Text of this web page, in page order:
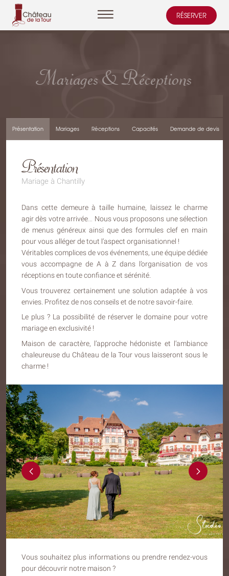
RÉSERVER
Mariages & Réceptions
Présentation Mariages Réceptions Capacités Demande de devis
Présentation
Mariage à Chantilly
Dans cette demeure à taille humaine, laissez le charme
agir dès votre arrivée… Nous vous proposons une sélection
de menus généreux ainsi que des formules clef en main
pour vous alléger de tout l’aspect organisationnel !
Véritables complices de vos événements, une équipe dédiée
vous accompagne de A à Z dans l’organisation de vos
réceptions en toute confiance et sérénité.
Vous trouverez certainement une solution adaptée à vos
envies. Profitez de nos conseils et de notre savoir-faire.
Le plus ? La possibilité de réserver le domaine pour votre
mariage en exclusivité !
Maison de caractère, l’approche hédoniste et l’ambiance
chaleureuse du Château de la Tour vous laisseront sous le
charme !
Vous souhaitez plus informations ou prendre rendez-vous
pour découvrir notre maison ?
Cookies management panel